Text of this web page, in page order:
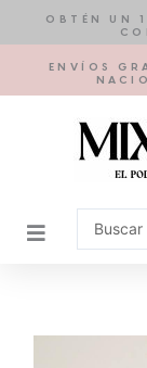
contenido
OBTÉN UN
ENVÍOS
Search
...